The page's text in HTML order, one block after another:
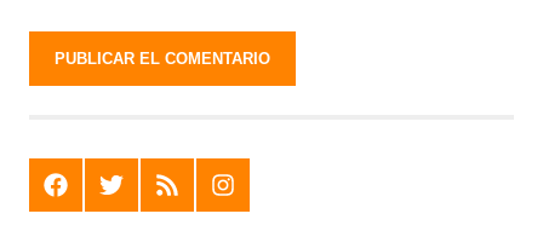
F T R I